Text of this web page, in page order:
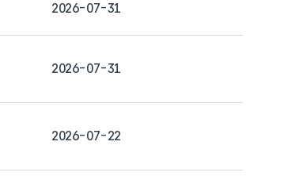
2026-07-31
2026-07-31
2026-07-22